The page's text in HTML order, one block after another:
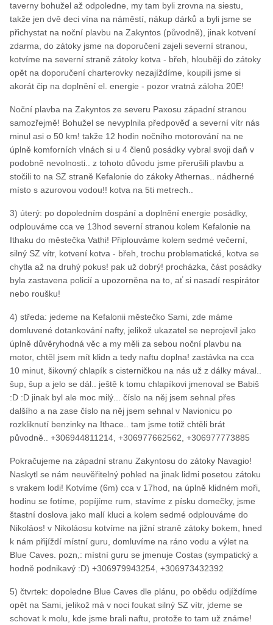
taverny bohužel až odpoledne, my tam byli zrovna na siestu,
takže jen dvě deci vína na náměstí, nákup dárků a byli jsme se
přichystat na noční plavbu na Zakyntos (původně), jinak kotvení
zdarma, do zátoky jsme na doporučení zajeli severní stranou,
kotvíme na severní straně zátoky kotva - břeh, hlouběji do zátoky
opět na doporučení charterovky nezajíždíme, koupili jsme si
akorát čip na doplnění el. energie - pozor vratná záloha 20E!
Noční plavba na Zakyntos ze severu Paxosu západní stranou
samozřejmě! Bohužel se nevyplnila předpověď a severní vítr nás
minul asi o 50 km! takže 12 hodin nočního motorování na ne
úplně komforních vlnách si u 4 členů posádky vybral svoji daň v
podobně nevolnosti.. z tohoto důvodu jsme přerušili plavbu a
stočili to na SZ straně Kefalonie do zákoky Athernas.. nádherné
místo s azurovou vodou!! kotva na 5ti metrech..
3) úterý: po dopoledním dospání a doplnění energie posádky,
odplouváme cca ve 13hod severní stranou kolem Kefalonie na
Ithaku do městečka Vathi! Připlouváme kolem sedmé večerní,
silný SZ vítr, kotvení kotva - břeh, trochu problematické, kotva se
chytla až na druhý pokus! pak už dobrý! procházka, část posádky
byla zastavena policií a upozorněna na to, ať si nasadí respirátor
nebo roušku!
4) středa: jedeme na Kefalonii městečko Sami, zde máme
domluvené dotankování nafty, jelikož ukazatel se neprojevil jako
úplně důvěryhodná věc a my měli za sebou noční plavbu na
motor, chtěl jsem mít klidn a tedy naftu doplna! zastávka na cca
10 minut, šikovný chlapík s cisterničkou na nás už z dálky mával..
šup, šup a jelo se dál.. ještě k tomu chlapíkovi jmenoval se Babiš
:D :D jinak byl ale moc milý... číslo na něj jsem sehnal přes
dalšího a na zase číslo na něj jsem sehnal v Navionicu po
rozkliknutí benzinky na Ithace.. tam jsme totiž chtěli brát
původně.. +306944811214, +306977662562, +306977773885
Pokračujeme na západní stranu Zakyntosu do zátoky Navagio!
Naskytl se nám neuvěřitelný pohled na jinak lidmi posetou zátoku
s vrakem lodi! Kotvíme (6m) cca v 17hod, na úplně klidném moři,
hodinu se fotíme, popíjíme rum, stavíme z písku domečky, jsme
štastní doslova jako malí kluci a kolem sedmé odplouváme do
Nikoláos! v Nikoláosu kotvíme na jižní straně zátoky bokem, hned
k nám přijíždí místní guru, domluvíme na ráno vodu a výlet na
Blue Caves. pozn,: místní guru se jmenuje Costas (sympatický a
hodně podnikavý :D) +306979943254, +306973432392
5) čtvrtek: dopoledne Blue Caves dle plánu, po obědu odjíždíme
opět na Sami, jelikož má v noci foukat silný SZ vítr, jdeme se
schovat k molu, kde jsme brali naftu, protože to tam už známe!